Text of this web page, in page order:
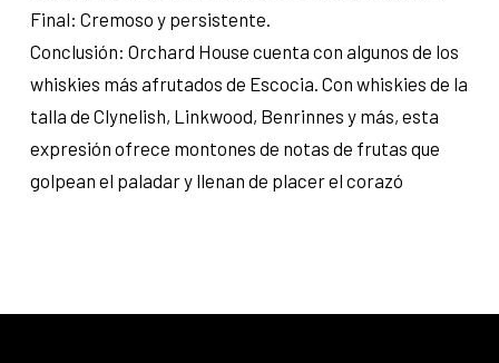
Final: Cremoso y persistente.
Conclusión: Orchard House cuenta con algunos de los
whiskies más afrutados de Escocia. Con whiskies de la
talla de Clynelish, Linkwood, Benrinnes y más, esta
expresión ofrece montones de notas de frutas que
golpean el paladar y llenan de placer el corazó